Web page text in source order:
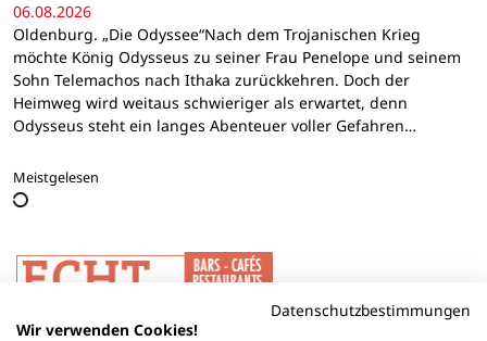
06.08.2026
Oldenburg. „Die Odyssee“Nach dem Trojanischen Krieg
möchte König Odysseus zu seiner Frau Penelope und seinem
Sohn Telemachos nach Ithaka zurückkehren. Doch der
Heimweg wird weitaus schwieriger als erwartet, denn
Odysseus steht ein langes Abenteuer voller Gefahren…
Meistgelesen
Datenschutzbestimmungen
Wir verwenden Cookies!